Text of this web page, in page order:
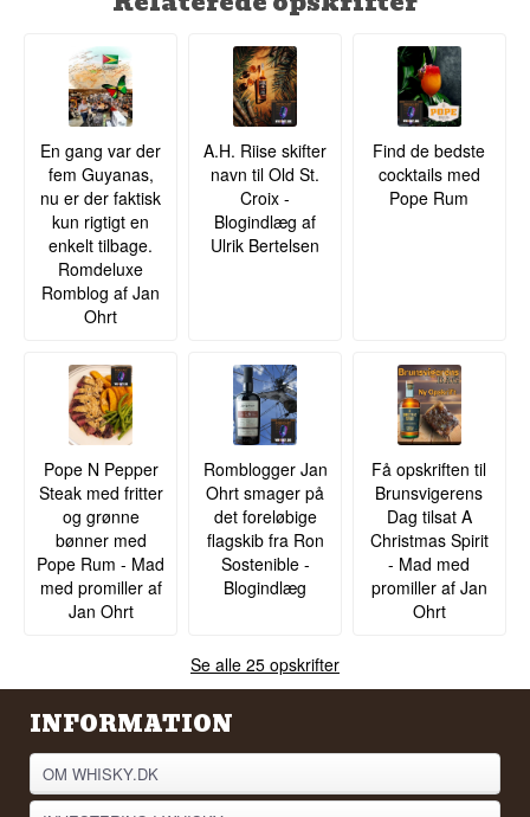
En gang var der
fem Guyanas,
nu er der faktisk
kun rigtigt en
enkelt tilbage.
Romdeluxe
Romblog af Jan
Ohrt
A.H. Riise skifter
navn til Old St.
Croix -
Blogindlæg af
Ulrik Bertelsen
Find de bedste
cocktails med
Pope Rum
Pope N Pepper
Steak med fritter
og grønne
bønner med
Pope Rum - Mad
med promiller af
Jan Ohrt
Romblogger Jan
Ohrt smager på
det foreløbige
flagskib fra Ron
Sostenible -
Blogindlæg
Få opskriften til
Brunsvigerens
Dag tilsat A
Christmas Spirit
- Mad med
promiller af Jan
Ohrt
Se alle 25 opskrifter
INFORMATION
OM WHISKY.DK